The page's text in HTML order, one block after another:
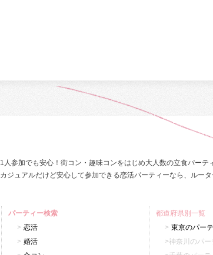
1人参加でも安心！街コン・趣味コンをはじめ大人数の立食パーテ
カジュアルだけど安心して参加できる恋活パーティーなら、ルータ
パーティー検索
恋活
婚活
都道府県別一覧
東京のパー
神奈川のパー